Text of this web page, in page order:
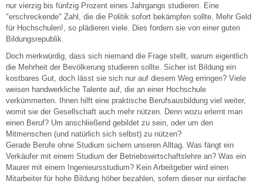
nur vierzig bis fünfzig Prozent eines Jahrgangs studieren. Eine
"erschreckende" Zahl, die die Politik sofort bekämpfen sollte. Mehr Geld
für Hochschulen!, so plädieren viele. Dies fordern sie von einer guten
Bildungsrepublik.
Doch merkwürdig, dass sich niemand die Frage stellt, warum eigentlich
die Mehrheit der Bevölkerung studieren sollte. Sicher ist Bildung ein
kostbares Gut, doch lässt sie sich nur auf diesem Weg erringen? Viele
weisen handwerkliche Talente auf, die an einer Hochschule
verkümmerten. Ihnen hilft eine praktische Berufsausbildung viel weiter,
womit sie der Gesellschaft auch mehr nützen. Denn wozu erlernt man
einen Beruf? Um anschließend gebildet zu sein, oder um den
Mitmenschen (und natürlich sich selbst) zu nützen?
Gerade Berufe ohne Studium sichern unseren Alltag. Was fängt ein
Verkäufer mit einem Studium der Betriebswirtschaftslehre an? Was ein
Maurer mit einem Ingenieursstudium? Kein Arbeitgeber wird einen
Mitarbeiter für hohe Bildung höher bezahlen, sofern dieser nur einfache